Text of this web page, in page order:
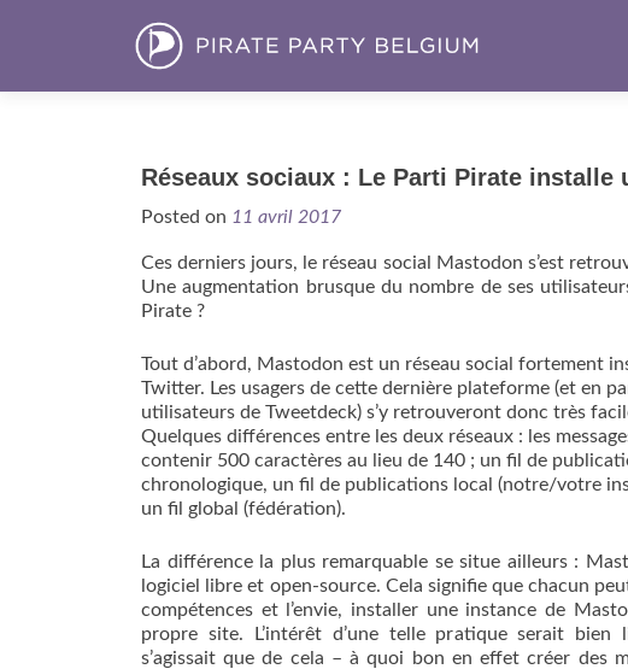
Réseaux sociaux : Le Parti Pirate installe
Posted on 11 avril 2017
Ces derniers jours, le réseau social Mastodon s’est
Une augmentation brusque du nombre de ses
Pirate ?
Tout d’abord, Mastodon est un réseau social fortement
Twitter. Les usagers de cette dernière plateforme (et en
utilisateurs de Tweetdeck) s’y retrouveront donc très
Quelques différences entre les deux réseaux : les
contenir 500 caractères au lieu de 140 ; un fil de
chronologique, un fil de publications local (notre/votre
un fil global (fédération).
La différence la plus remarquable se situe ailleurs :
logiciel libre et open-source. Cela signifie que chacun
compétences et l’envie, installer une instance de
propre site. L’intérêt d’une telle pratique serait bien
s’agissait que de cela – à quoi bon en effet créer des